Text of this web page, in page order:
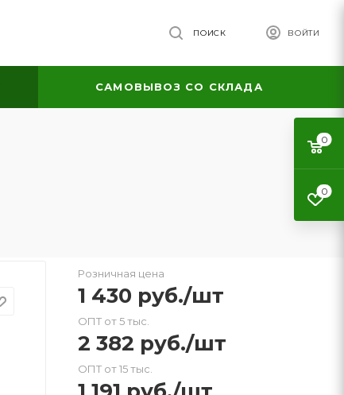
ВОЙТИ
ПОИСК
САМОВЫВОЗ СО СКЛАДА
Розничная цена
1 430 руб./шт
ОПТ от 5 тыс.
2 382 руб./шт
ОПТ от 15 тыс.
0
0